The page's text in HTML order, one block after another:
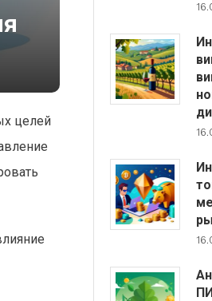
целей